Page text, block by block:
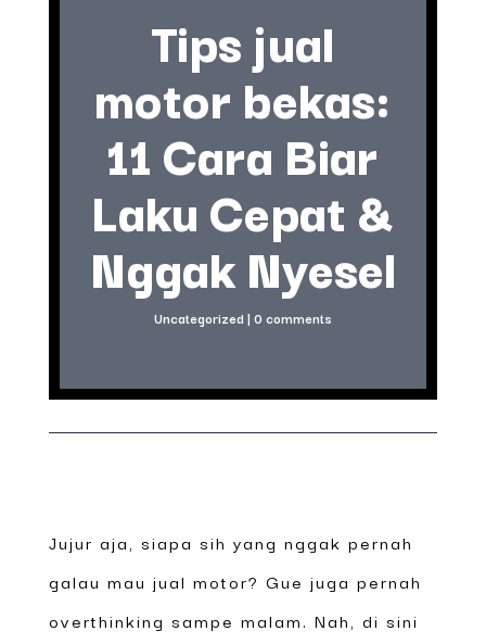
Tips jual
motor bekas:
11 Cara Biar
Laku Cepat &
Nggak Nyesel
Uncategorized | 0 comments
Jujur aja, siapa sih yang nggak pernah
galau mau jual motor? Gue juga pernah
overthinking sampe malam. Nah, di sini